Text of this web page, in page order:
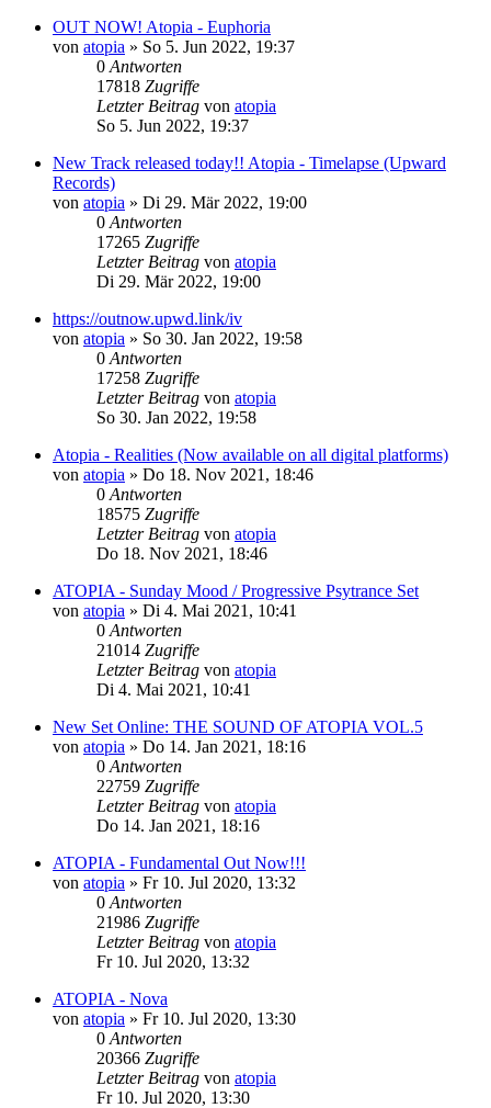
OUT NOW! Atopia - Euphoria
von atopia » So 5. Jun 2022, 19:37
0 Antworten
17818 Zugriffe
Letzter Beitrag von atopia
So 5. Jun 2022, 19:37
New Track released today!! Atopia - Timelapse (Upward
Records)
von atopia » Di 29. Mär 2022, 19:00
0 Antworten
17265 Zugriffe
Letzter Beitrag von atopia
Di 29. Mär 2022, 19:00
https://outnow.upwd.link/iv
von atopia » So 30. Jan 2022, 19:58
0 Antworten
17258 Zugriffe
Letzter Beitrag von atopia
So 30. Jan 2022, 19:58
Atopia - Realities (Now available on all digital platforms)
von atopia » Do 18. Nov 2021, 18:46
0 Antworten
18575 Zugriffe
Letzter Beitrag von atopia
Do 18. Nov 2021, 18:46
ATOPIA - Sunday Mood / Progressive Psytrance Set
von atopia » Di 4. Mai 2021, 10:41
0 Antworten
21014 Zugriffe
Letzter Beitrag von atopia
Di 4. Mai 2021, 10:41
New Set Online: THE SOUND OF ATOPIA VOL.5
von atopia » Do 14. Jan 2021, 18:16
0 Antworten
22759 Zugriffe
Letzter Beitrag von atopia
Do 14. Jan 2021, 18:16
ATOPIA - Fundamental Out Now!!!
von atopia » Fr 10. Jul 2020, 13:32
0 Antworten
21986 Zugriffe
Letzter Beitrag von atopia
Fr 10. Jul 2020, 13:32
ATOPIA - Nova
von atopia » Fr 10. Jul 2020, 13:30
0 Antworten
20366 Zugriffe
Letzter Beitrag von atopia
Fr 10. Jul 2020, 13:30